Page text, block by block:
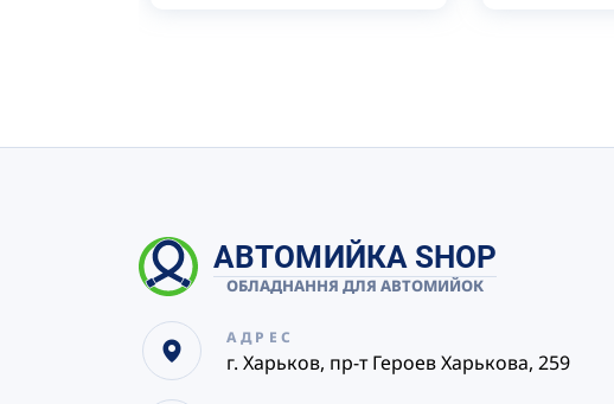
АВТОМИЙКА SHOP
ОБЛАДНАННЯ ДЛЯ АВТОМИЙОК
АДРЕС
г. Харьков, пр-т Героев Харькова, 259